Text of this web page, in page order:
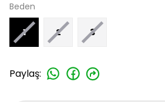
Beden
1 2 3
Paylaş: